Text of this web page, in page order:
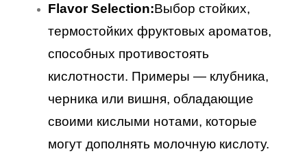
Flavor Selection:Выбор стойких,
термостойких фруктовых ароматов,
способных противостоять
кислотности. Примеры — клубника,
черника или вишня, обладающие
своими кислыми нотами, которые
могут дополнять молочную кислоту.